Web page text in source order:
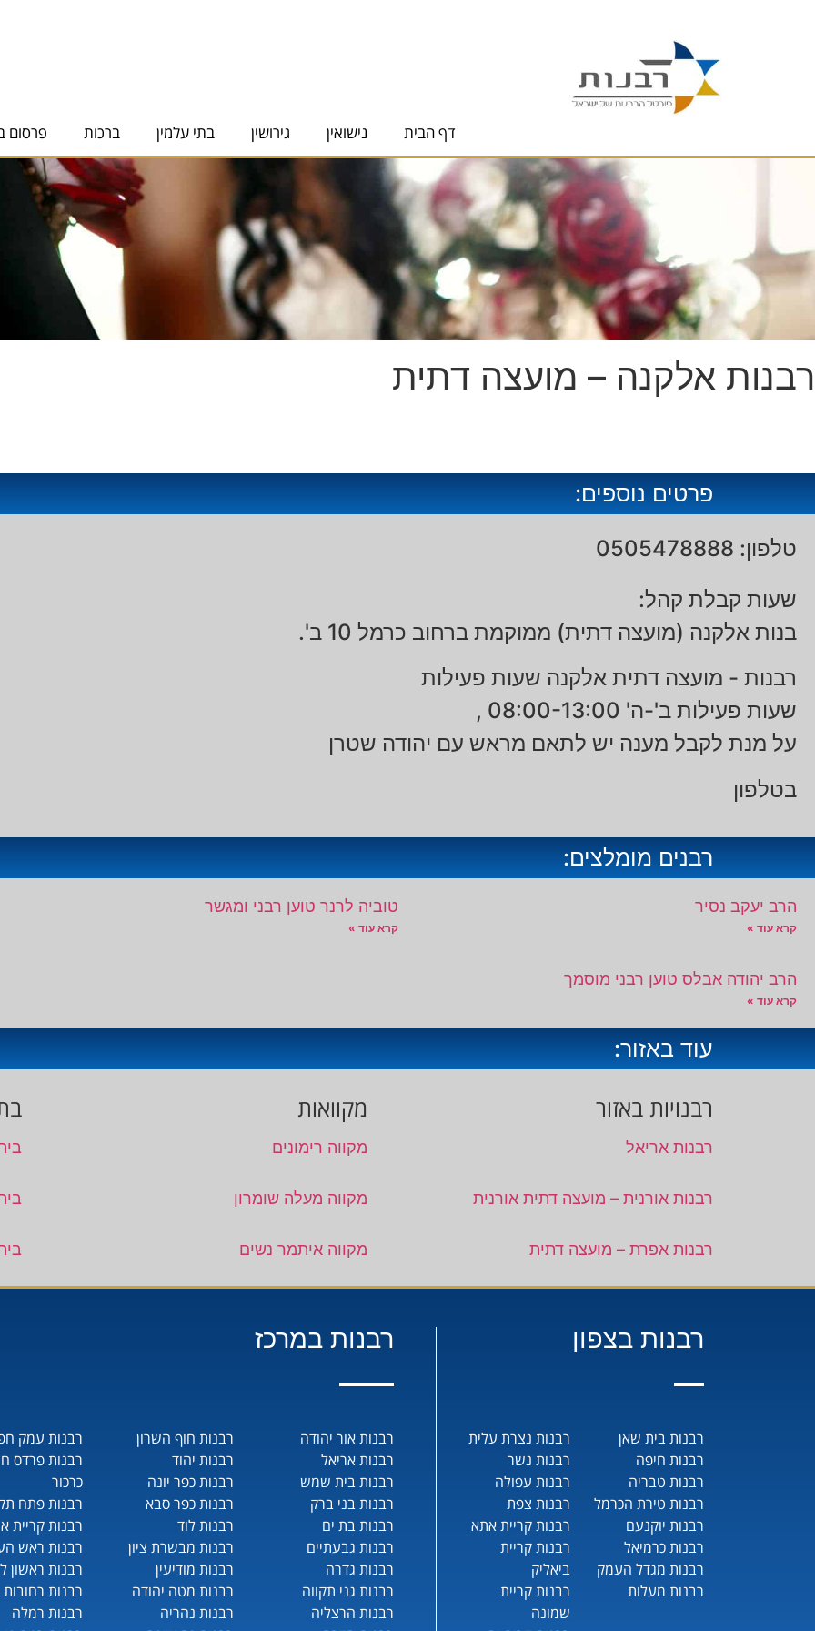
דף הבית נישואין גירושין בתי עלמין ברכות פרסום
רבנות אלקנה – מועצה דתית
פרטים נוספים:
טלפון: 0505478888
שעות קבלת קהל:
בנות אלקנה (מועצה דתית) ממוקמת ברחוב כרמל 10 ב'.
רבנות - מועצה דתית אלקנה שעות פעילות
שעות פעילות ב'-ה' 08:00-13:00 ,
על מנת לקבל מענה יש לתאם מראש עם יהודה שטרן
בטלפון
רבנים מומלצים:
הרב יעקב נסיר
קרא עוד »
טוביה לרנר טוען רבני ומגשר
קרא עוד »
הרב יהודה אבלס טוען רבני מוסמך
קרא עוד »
עוד באזור:
רבנויות באזור
רבנות אריאל
רבנות אורנית – מועצה דתית אורנית
רבנות אפרת – מועצה דתית
מקוואות
מקווה רימונים
מקווה מעלה שומרון
מקווה איתמר נשים
רבנות בצפון
רבנות בית שאן
רבנות חיפה
רבנות טבריה
רבנות טירת הכרמל
רבנות יוקנעם
רבנות כרמיאל
רבנות מגדל העמק
רבנות מעלות
רבנות נצרת עלית
רבנות נשר
רבנות עפולה
רבנות צפת
רבנות קריית אתא
רבנות קריית
ביאליק
רבנות קריית
שמונה
רבנות במרכז
רבנות אור יהודה
רבנות אריאל
רבנות בית שמש
רבנות בני ברק
רבנות בת ים
רבנות גבעתיים
רבנות גדרה
רבנות גני תקווה
רבנות הרצליה
רבנות חוף השרון
רבנות יהוד
רבנות כפר יונה
רבנות כפר סבא
רבנות לוד
רבנות מבשרת ציון
רבנות מודיעין
רבנות מטה יהודה
רבנות נהריה
רבנות עמק
רבנות פרדס
כרכור
רבנות פתח
רבנות קריית
רבנות ראש
רבנות ראשון
רבנות רחובות
רבנות רמלה